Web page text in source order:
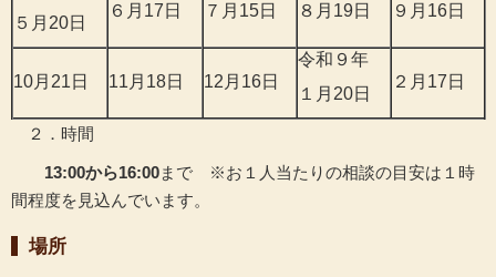
５月20日
６月17日 ７月15日 ８月19日 ９月16日
10月21日 11月18日 12月16日
令和９年
１月20日
２月17日
２．時間
13:00から16:00まで ※お１人当たりの相談の目安は１時
間程度を見込んでいます。
場所